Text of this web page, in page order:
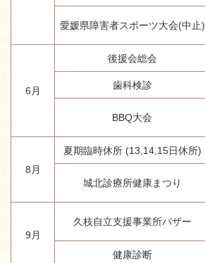
愛媛県障害者スポーツ大会(中止)
6月
後援会総会
歯科検診
BBQ大会
8月
夏期臨時休所 (13,14,15日休所)
城北診療所健康まつり
9月
久枝自立支援事業所バザー
健康診断